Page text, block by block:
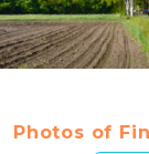
Photos of